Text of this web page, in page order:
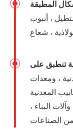
المطبقة
، أنبوب
تنطبق على
، ومعدات
المعدنية
البناء ،